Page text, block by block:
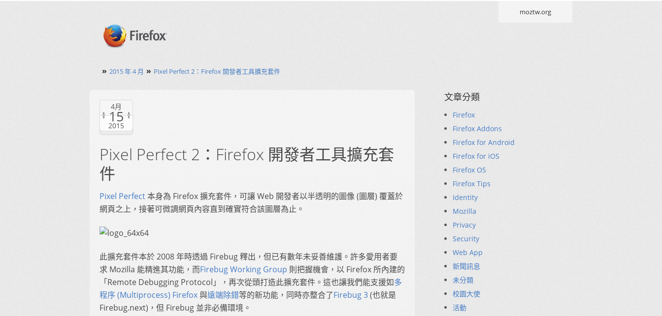
moztw.org
» 2015 年 4 月 » Pixel Perfect 2：Firefox 開發者工具擴充套件
4月
15
2015
Pixel Perfect 2：Firefox 開發者工具擴充套
件
Pixel Perfect本身為 Firefox 擴充套件，可讓 Web 開發者以半透明的圖像 (圖層) 覆蓋於
網頁之上，接著可微調網頁內容直到確實符合該圖層為止。
此擴充套件本於 2008 年時透過 Firebug 釋出，但已有數年未妥善維護。許多愛用者要
求 Mozilla 能精進其功能，而Firebug Working Group 則把握機會，以 Firefox 所內建的
「Remote Debugging Protocol」，再次從頭打造此擴充套件。這也讓我們能支援如多
程序 (Multiprocess) Firefox與遠端除錯等的新功能，同時亦整合了Firebug 3(也就是
Firebug.next)，但 Firebug 並非必備環境。
文章分類
Firefox
Firefox Addons
Firefox for Android
Firefox for iOS
Firefox OS
Firefox Tips
Identity
Mozilla
Privacy
Security
Web App
新聞訊息
未分類
校園大使
活動